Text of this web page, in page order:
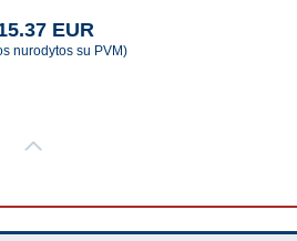
EUR
nurodytos su PVM)